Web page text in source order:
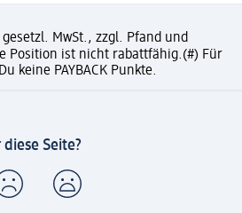
MwSt., zzgl. Pfand und
Position ist nicht rabattfähig.(#) Für
keine PAYBACK Punkte.
Seite?